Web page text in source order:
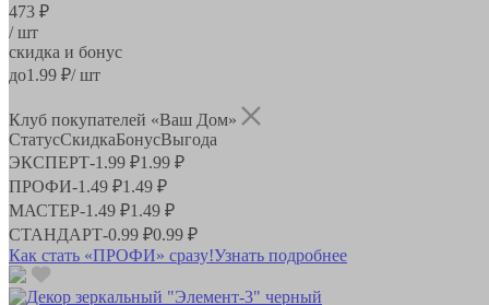
473 ₽
/ шт
скидка и бонус
до1.99 ₽/ шт
Клуб покупателей «Ваш Дом»
СтатусСкидкаБонусВыгода
ЭКСПЕРТ-1.99 ₽1.99 ₽
ПРОФИ-1.49 ₽1.49 ₽
МАСТЕР-1.49 ₽1.49 ₽
СТАНДАРТ-0.99 ₽0.99 ₽
Как стать «ПРОФИ» сразу!Узнать подробнее